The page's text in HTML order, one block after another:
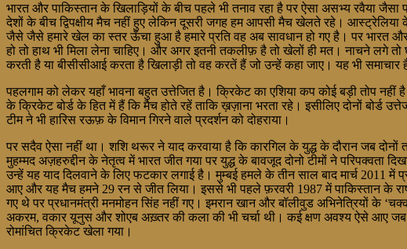
भारत और पाकिस्तान के खिलाड़ियों के बीच पहले भी तनाव रहा है पर ऐसा असभ्य रवैया
देशों के बीच द्विपक्षीय मैच नहीं हुए लेकिन दूसरी जगह हम आपसी मैच खेलते रहे।
जैसे जैसे हमारे खेल का स्तर ऊँचा हुआ है हमारे प्रति वह अब सावधान हो गए है। पर भारत
हो तो हाथ भी मिला लेना चाहिए। और अगर इतनी तकलीफ़ है तो खेलों ही मत। नाचने लगे
करती है या बीसीसीआई करता है खिलाड़ी तो वह करतें हैं जो उन्हें कहा जाए। यह भी
पहलगाम को लेकर यहाँ भावना बहुत उत्तेजित है। क्रिकेट का एशिया कप कोई बड़ी तोप
के क्रिकेट बोर्ड के हित में हैं कि मैच होते रहें ताकि ख़ज़ाना भरता रहे। इसीलिए दोनों बोर्ड
टीम ने भी हारिस रऊफ़ के विमान गिरने वाले प्रदर्शन को दोहराया।
पर सदैव ऐसा नहीं था। शशि थरूर ने याद करवाया है कि कारगिल के युद्ध के दौरान जब
मुहम्मद अज़हरुद्दीन के नेतृत्व में भारत जीत गया पर युद्ध के बावजूद दोनो टीमों ने
उन्हें यह याद दिलवाने के लिए फटकार लगाई है। मुम्बई हमले के तीन साल बाद मार्च 2011 में
आए और यह मैच हमने 29 रन से जीत लिया। इससे भी पहले फ़रवरी 1987 में पाकिस्तान के
गए थे पर प्रधानमंत्री मनमोहन सिंह नहीं गए। इमरान खान और बॉलीवुड अभिनेत्रियों के
अकरम, वकार यूनुस और शोएब अख़्तर की कला की भी चर्चा थी। कई क्षण अवश्य ऐसे आए जब
रोमांचित क्रिकेट खेला गया।